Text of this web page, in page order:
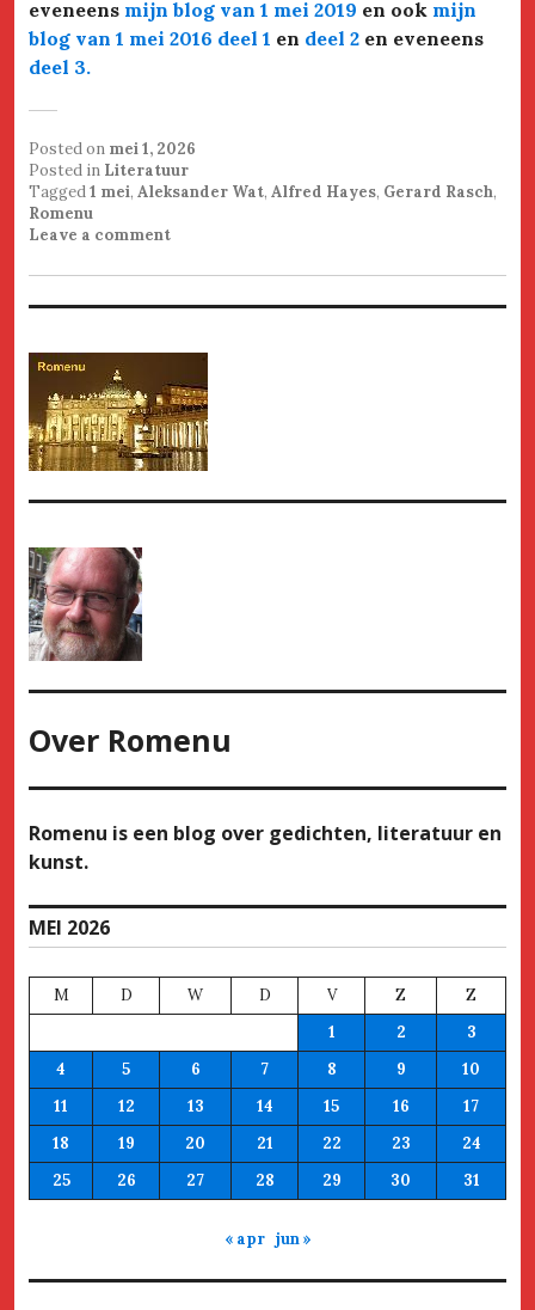
eveneens mijn blog van 1 mei 2019 en ook mijn
blog van 1 mei 2016 deel 1 en deel 2 en eveneens
deel 3.
Posted on mei 1, 2026
Posted in Literatuur
Tagged1 mei, Aleksander Wat, Alfred Hayes, Gerard Rasch,
Romenu
Leave a comment
Over Romenu
Romenu is een blog over gedichten, literatuur en
kunst.
MEI 2026
M D W D V Z
Z
1
2
3
4
5 6 7 8 9
10
11
12 13 14 15 16
17
18
19 20 21 22 23
24
25
26 27 28 29 30 31
« apr jun »